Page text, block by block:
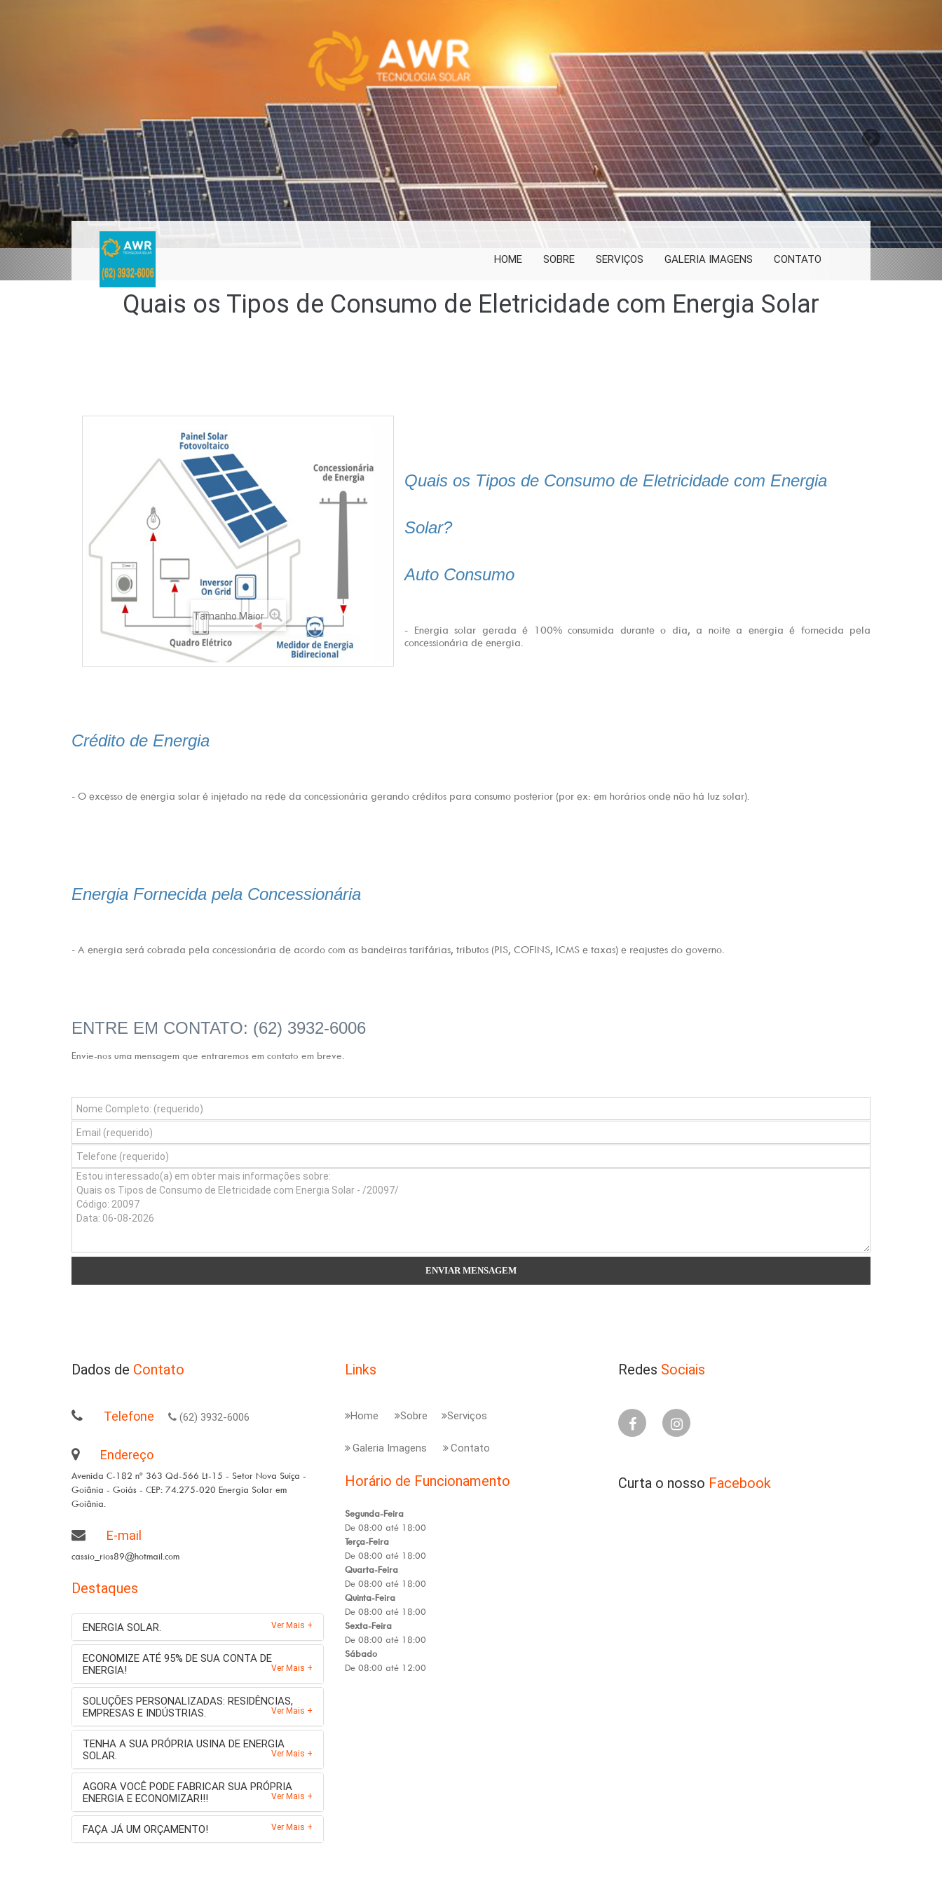
HOME SOBRE SERVIÇOS GALERIA IMAGENS CONTATO
Quais os Tipos de Consumo de Eletricidade com Energia Solar
Tamanho Maior
Quais os Tipos de Consumo de Eletricidade com Energia
Solar?
Auto Consumo
- Energia solar gerada é 100% consumida durante o dia, a noite a energia é fornecida pela
concessionária de energia.
Crédito de Energia
- O excesso de energia solar é injetado na rede da concessionária gerando créditos para consumo posterior (por ex: em horários onde não há luz solar).
Energia Fornecida pela Concessionária
- A energia será cobrada pela concessionária de acordo com as bandeiras tarifárias, tributos (PIS, COFINS, ICMS e taxas) e reajustes do governo.
ENTRE EM CONTATO: (62) 3932-6006
Envie-nos uma mensagem que entraremos em contato em breve.
Dados de Contato
Telefone (62) 3932-6006
Endereço
Avenida C-182 nº 363 Qd-566 Lt-15 - Setor Nova Suiça -
Goiânia - Goiás - CEP: 74.275-020 Energia Solar em
Goiânia.
E-mail
cassio_rios89@hotmail.com
Destaques
ENERGIA SOLAR. Ver Mais +
ECONOMIZE ATÉ 95% DE SUA CONTA DE
ENERGIA!
Ver Mais +
SOLUÇÕES PERSONALIZADAS: RESIDÊNCIAS,
EMPRESAS E INDÚSTRIAS.
Ver Mais +
TENHA A SUA PRÓPRIA USINA DE ENERGIA
SOLAR.
Ver Mais +
AGORA VOCÊ PODE FABRICAR SUA PRÓPRIA
ENERGIA E ECONOMIZAR!!!
Ver Mais +
FAÇA JÁ UM ORÇAMENTO! Ver Mais +
Links
Home Sobre Serviços
Galeria Imagens Contato
Horário de Funcionamento
Segunda-Feira
De 08:00 até 18:00
Terça-Feira
De 08:00 até 18:00
Quarta-Feira
De 08:00 até 18:00
Quinta-Feira
De 08:00 até 18:00
Sexta-Feira
De 08:00 até 18:00
Sábado
De 08:00 até 12:00
Redes Sociais
Curta o nosso Facebook